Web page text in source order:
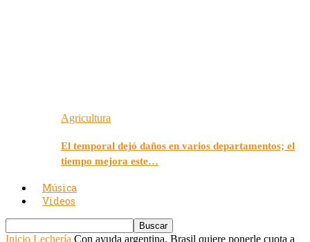
Agricultura
El temporal dejó daños en varios departamentos; el
tiempo mejora este…
Música
Videos
Inicio Lechería Con ayuda argentina, Brasil quiere ponerle cuota a